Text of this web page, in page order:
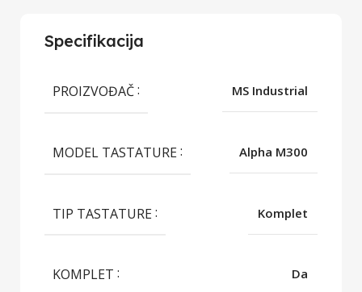
Specifikacija
PROIZVOĐAČ MS Industrial
MODEL TASTATURE Alpha M300
TIP TASTATURE Komplet
KOMPLET Da